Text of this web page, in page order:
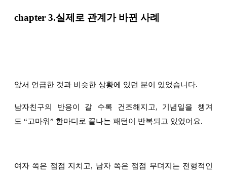
chapter 3.실제로 관계가 바뀐 사례
앞서 언급한 것과 비슷한 상황에 있던 분이 있었습니다.
남자친구의 반응이 갈 수록 건조해지고, 기념일을 챙겨
도 “고마워” 한마디로 끝나는 패턴이 반복되고 있었어요.
여자 쪽은 점점 지치고, 남자 쪽은 점점 무뎌지는 전형적인